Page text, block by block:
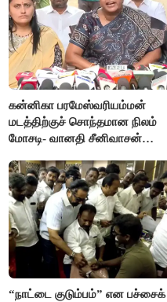
கன்னிகா பரமேஸ்வரியம்மன்
மடத்திற்குச் சொந்தமான நிலம்
மோசடி- வானதி சீனிவாசன்
“நாட்டை குடும்பம்” என பச்சைக்